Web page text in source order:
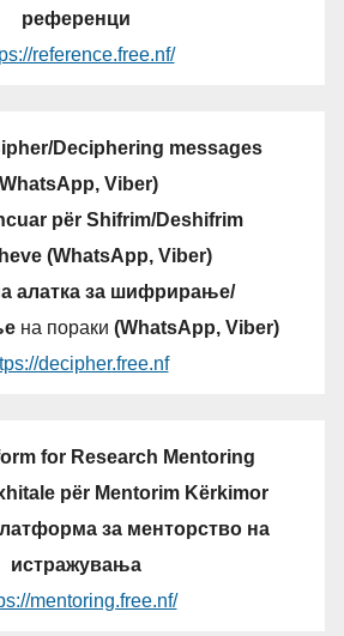
референци
reference.free.nf/
Deciphering messages
Viber)
për Shifrim/Deshifrim
(WhatsApp, Viber)
алатка за шифрирање/
на пораки (WhatsApp, Viber)
decipher.free.nf
for Research Mentoring
për Mentorim Kërkimor
за менторство на
истражувања
mentoring.free.nf/